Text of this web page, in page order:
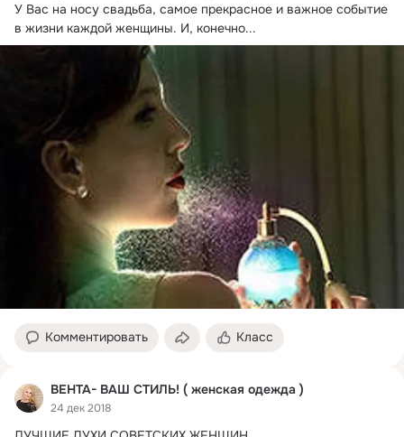
У Вас на носу свадьба, самое прекрасное и важное событие
в жизни каждой женщины. И, конечно...
Комментировать Класс
ВЕНТА- ВАШ СТИЛЬ! ( женская одежда )
24 дек 2018